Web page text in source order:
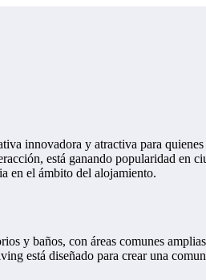
innovadora y atractiva para
está ganando popularidad
en el ámbito del alojamiento.
y baños, con áreas comunes
está diseñado para crear una